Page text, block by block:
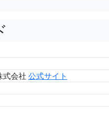
会社 公式サイト